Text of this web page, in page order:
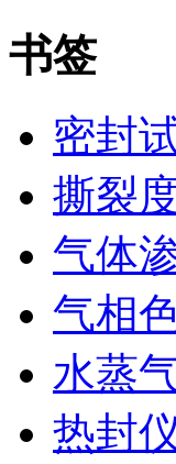
书签
密封
撕裂
气体
气相
水蒸
热封